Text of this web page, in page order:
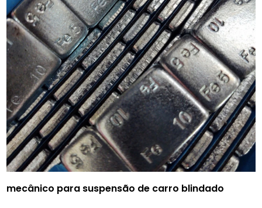
mecânico para suspensão de carro blindado